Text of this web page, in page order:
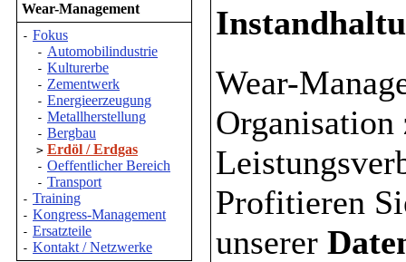
Wear-Management
- Fokus
- Automobilindustrie
- Kulturerbe
- Zementwerk
- Energieerzeugung
- Metallherstellung
- Bergbau
> Erdöl / Erdgas
- Oeffentlicher Bereich
- Transport
- Training
- Kongress-Management
- Ersatzteile
- Kontakt / Netzwerke
Wear-
Organisation
Profitieren
unserer